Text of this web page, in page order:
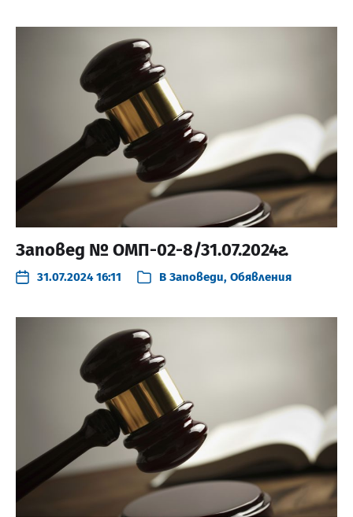
Заповед № ОМП-02-8/31.07.2024г.
31.07.2024 16:11 В Заповеди, Обявления